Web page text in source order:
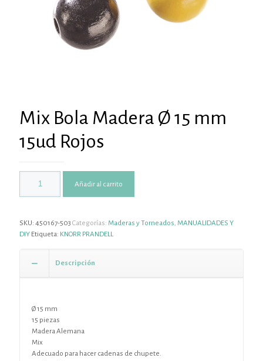
Mix Bola Madera Ø 15 mm
15ud Rojos
Añadir al carrito
SKU: 450167-503 Categorías: Maderas y Torneados, MANUALIDADES Y
DIY Etiqueta: KNORR PRANDELL
Descripción
Ø 15 mm
15 piezas
Madera Alemana
Mix
Adecuado para hacer cadenas de chupete.